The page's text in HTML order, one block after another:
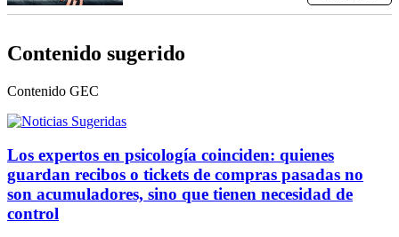
Contenido sugerido
Contenido GEC
Los expertos en psicología coinciden: quienes
guardan recibos o tickets de compras pasadas no
son acumuladores, sino que tienen necesidad de
control